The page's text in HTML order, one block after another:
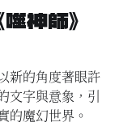
神師》
新的角度著眼許
文字與意象，引
的魔幻世界。